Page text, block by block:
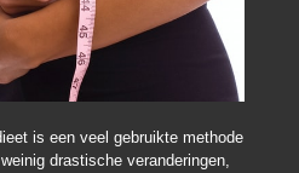
is een veel gebruikte methode
drastische veranderingen,